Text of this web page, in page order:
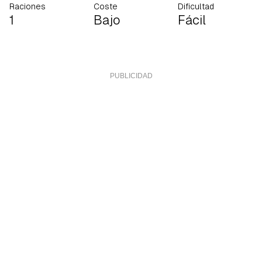
Raciones
1
Coste
Bajo
Dificultad
Fácil